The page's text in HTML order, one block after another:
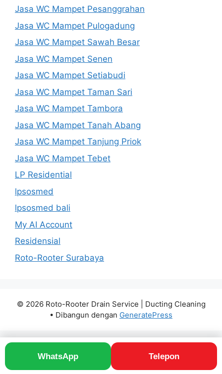
WhatsApp Telepon
Jasa WC Mampet Pesanggrahan
Jasa WC Mampet Pulogadung
Jasa WC Mampet Sawah Besar
Jasa WC Mampet Senen
Jasa WC Mampet Setiabudi
Jasa WC Mampet Taman Sari
Jasa WC Mampet Tambora
Jasa WC Mampet Tanah Abang
Jasa WC Mampet Tanjung Priok
Jasa WC Mampet Tebet
LP Residential
lpsosmed
lpsosmed bali
My AI Account
Residensial
Roto-Rooter Surabaya
© 2026 Roto-Rooter Drain Service | Ducting Cleaning
• Dibangun dengan GeneratePress